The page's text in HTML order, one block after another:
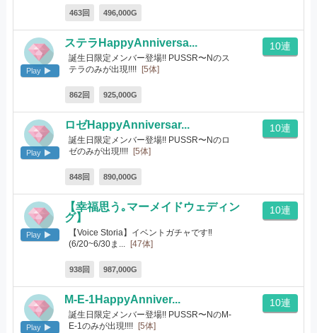
463回 496,000G
Play
ステラHappyAnniversa...
誕生日限定メンバー登場!! PUSSR〜Nのス
テラのみが出現!!!!
[5体]
862回 925,000G
10連
Play
ロゼHappyAnniversar...
誕生日限定メンバー登場!! PUSSR〜Nのロ
ゼのみが出現!!!!
[5体]
848回 890,000G
10連
Play
【幸福思う｡マーメイドウェディン
グ】
【Voice Storia】イベントガチャです‼
(6/20~6/30ま...
[47体]
938回 987,000G
10連
Play
M-E-1HappyAnniver...
誕生日限定メンバー登場!! PUSSR〜NのM-
E-1のみが出現!!!!
[5体]
10連